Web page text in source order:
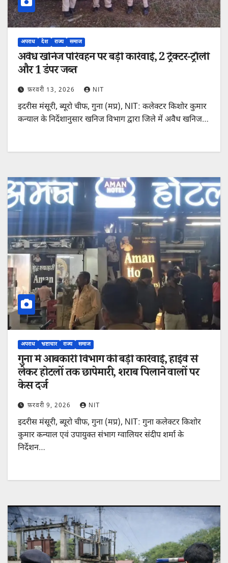
अपराध देश राज्य समाज
अवैध खनिज परिवहन पर बड़ी कार्रवाई, 2 ट्रैक्टर-ट्रॉली
और 1 डंपर जब्त
फ़रवरी 13, 2026 NIT
इदरीस मंसूरी, ब्यूरो चीफ, गुना (मप्र), NIT: कलेक्टर किशोर कुमार
कन्याल के निर्देशानुसार खनिज विभाग द्वारा जिले में अवैध खनिज…
अपराध भ्रष्टाचार राज्य समाज
गुना में आबकारी विभाग की बड़ी कार्रवाई, हाईवे से
लेकर होटलों तक छापेमारी, शराब पिलाने वालों पर
केस दर्ज
फ़रवरी 9, 2026 NIT
इदरीस मंसूरी, ब्यूरो चीफ, गुना (मप्र), NIT: गुना कलेक्टर किशोर
कुमार कन्याल एवं उपायुक्त संभाग ग्वालियर संदीप शर्मा के
निर्देशन…